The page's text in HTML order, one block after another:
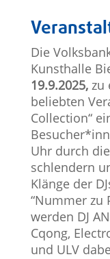
Die
Kunsthalle
19.9.2025,zu
beliebten
Collection“
Uhr durch
schlendern
Klänge der
“Nummer zu
werden DJ
Cqong,
und ULV